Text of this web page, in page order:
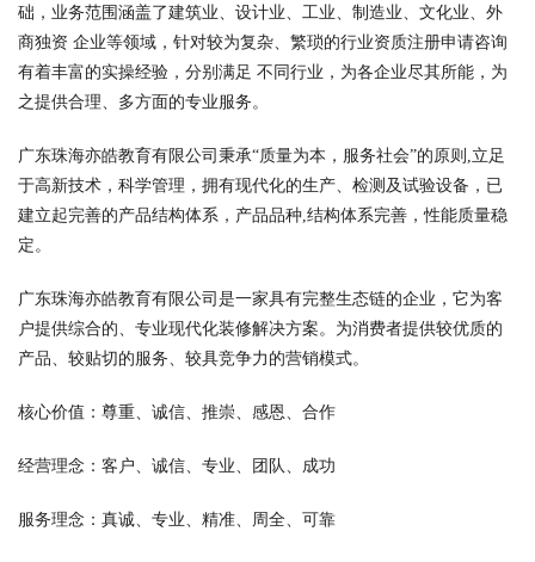
础，业务范围涵盖了建筑业、设计业、工业、制造业、文化业、外
商独资 企业等领域，针对较为复杂、繁琐的行业资质注册申请咨询
有着丰富的实操经验，分别满足 不同行业，为各企业尽其所能，为
之提供合理、多方面的专业服务。
广东珠海亦皓教育有限公司秉承“质量为本，服务社会”的原则,立足
于高新技术，科学管理，拥有现代化的生产、检测及试验设备，已
建立起完善的产品结构体系，产品品种,结构体系完善，性能质量稳
定。
广东珠海亦皓教育有限公司是一家具有完整生态链的企业，它为客
户提供综合的、专业现代化装修解决方案。为消费者提供较优质的
产品、较贴切的服务、较具竞争力的营销模式。
核心价值：尊重、诚信、推崇、感恩、合作
经营理念：客户、诚信、专业、团队、成功
服务理念：真诚、专业、精准、周全、可靠